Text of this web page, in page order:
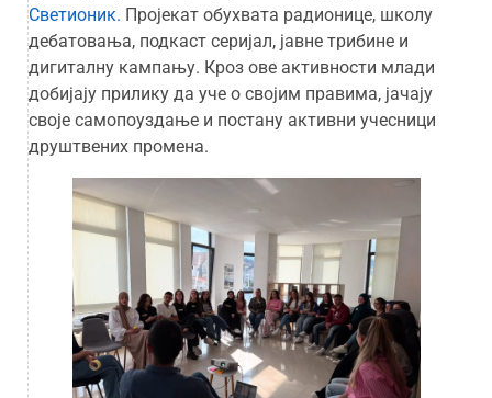
Светионик. Пројекат обухвата радионице, школу
дебатовања, подкаст серијал, јавне трибине и
дигиталну кампању. Кроз ове активности млади
добијају прилику да уче о својим правима, јачају
своје самопоуздање и постану активни учесници
друштвених промена.